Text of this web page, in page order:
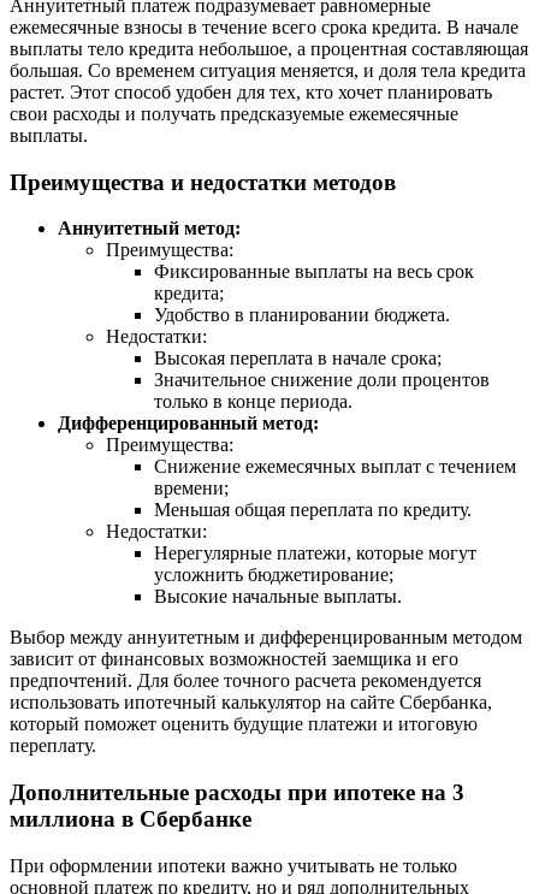
Аннуитетный платеж подразумевает равномерные
ежемесячные взносы в течение всего срока кредита. В начале
выплаты тело кредита небольшое, а процентная составляющая
большая. Со временем ситуация меняется, и доля тела кредита
растет. Этот способ удобен для тех, кто хочет планировать
свои расходы и получать предсказуемые ежемесячные
выплаты.
Преимущества и недостатки методов
Аннуитетный метод:
Преимущества:
Фиксированные выплаты на весь срок
кредита;
Удобство в планировании бюджета.
Недостатки:
Высокая переплата в начале срока;
Значительное снижение доли процентов
только в конце периода.
Дифференцированный метод:
Преимущества:
Снижение ежемесячных выплат с течением
времени;
Меньшая общая переплата по кредиту.
Недостатки:
Нерегулярные платежи, которые могут
усложнить бюджетирование;
Высокие начальные выплаты.
Выбор между аннуитетным и дифференцированным методом
зависит от финансовых возможностей заемщика и его
предпочтений. Для более точного расчета рекомендуется
использовать ипотечный калькулятор на сайте Сбербанка,
который поможет оценить будущие платежи и итоговую
переплату.
Дополнительные расходы при ипотеке на 3
миллиона в Сбербанке
При оформлении ипотеки важно учитывать не только
основной платеж по кредиту, но и ряд дополнительных